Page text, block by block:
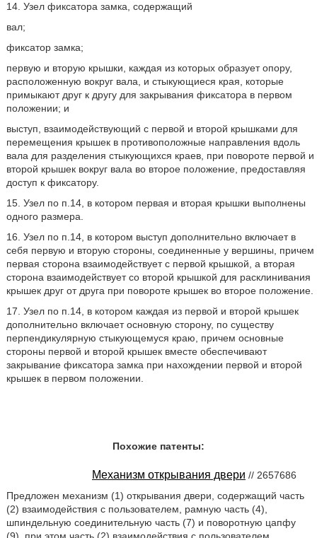
14. Узел фиксатора замка, содержащий
вал;
фиксатор замка;
первую и вторую крышки, каждая из которых образует опору,
расположенную вокруг вала, и стыкующиеся края, которые
примыкают друг к другу для закрывания фиксатора в первом
положении; и
выступ, взаимодействующий с первой и второй крышками для
перемещения крышек в противоположные направления вдоль
вала для разделения стыкующихся краев, при повороте первой и
второй крышек вокруг вала во второе положение, предоставляя
доступ к фиксатору.
15. Узел по п.14, в котором первая и вторая крышки выполнены
одного размера.
16. Узел по п.14, в котором выступ дополнительно включает в
себя первую и вторую стороны, соединенные у вершины, причем
первая сторона взаимодействует с первой крышкой, а вторая
сторона взаимодействует со второй крышкой для расклинивания
крышек друг от друга при повороте крышек во второе положение.
17. Узел по п.14, в котором каждая из первой и второй крышек
дополнительно включает основную сторону, по существу
перпендикулярную стыкующемуся краю, причем основные
стороны первой и второй крышек вместе обеспечивают
закрывание фиксатора замка при нахождении первой и второй
крышек в первом положении.
Похожие патенты:
Механизм открывания двери // 2657686
Предложен механизм (1) открывания двери, содержащий часть
(2) взаимодействия с пользователем, рамную часть (4),
шпиндельную соединительную часть (7) и поворотную цапфу